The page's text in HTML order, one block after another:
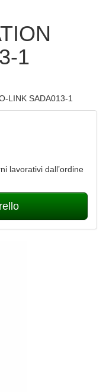
1
LINK SADA013-1
lavorativi dall’ordine